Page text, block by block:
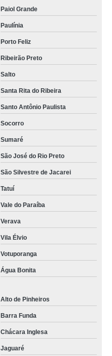
Paiol Grande
Paulínia
Porto Feliz
Ribeirão Preto
Salto
Santa Rita do Ribeira
Santo Antônio Paulista
Socorro
Sumaré
São José do Rio Preto
São Silvestre de Jacarei
Tatuí
Vale do Paraíba
Verava
Vila Élvio
Votuporanga
Água Bonita
Alto de Pinheiros
Barra Funda
Chácara Inglesa
Jaguaré